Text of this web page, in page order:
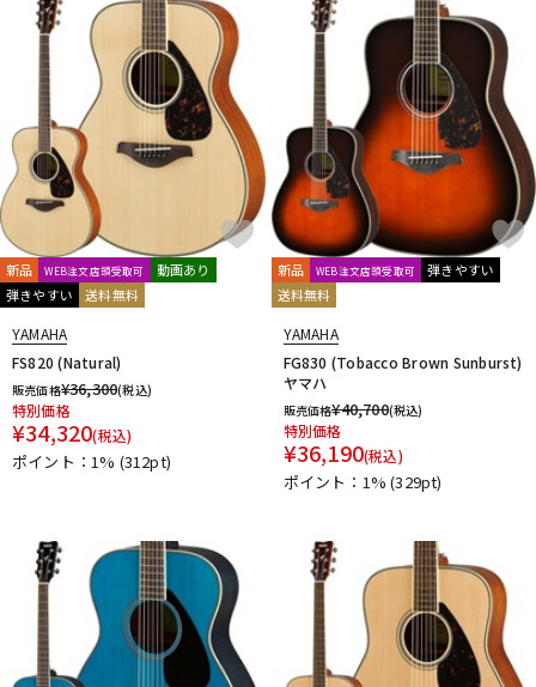
新品 WEB注文店頭受取可
動画あり
弾きやすい
送料無料
YAMAHA
FS820 (Natural)
販売価格¥36,300(税込)
特別価格
¥34,320(税込)
ポイント：1% (312pt)
新品 WEB注文店頭受取可
弾きやすい
送料無料
YAMAHA
FG830 (Tobacco Brown Sunburst)
ヤマハ
販売価格¥40,700(税込)
特別価格
¥36,190(税込)
ポイント：1%(329pt)